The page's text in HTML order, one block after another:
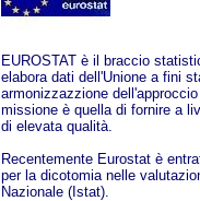
EUROSTAT è il braccio
elabora dati dell'Unione a fini
armonizzazzione
missione è quella di fornire a
di elevata qualità.
Recentemente Eurostat è
per la dicotomia nelle
Nazionale (Istat).